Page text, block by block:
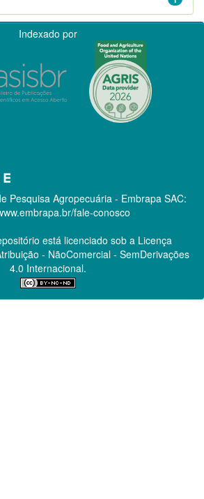
Indexado por
Pesquisa Agropecuária - Embrapa SAC:
fale-conosco
está licenciado sob a Licença
- NãoComercial - SemDerivações
4.0 Internacional.